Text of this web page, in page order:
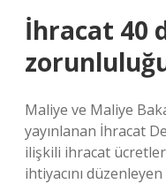
İhracat 40
Maliye ve Maliye
yayınlanan İhracat
ilişkili ihracat
ihtiyacını